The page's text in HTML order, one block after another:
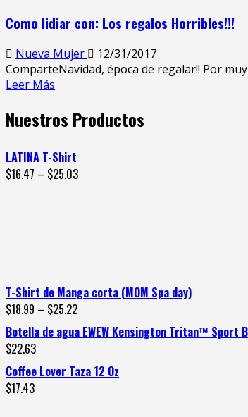
Como lidiar con: Los regalos Horribles!!!
Nueva Mujer
12/31/2017
ComparteNavidad, época de regalar!! Por
Leer Más
Nuestros Productos
LATINA T-Shirt
$16.47 – $25.03
T-Shirt de Manga corta (MOM Spa day)
$18.99 – $25.22
Botella de agua EWEW Kensington Tritan™ Sport
$22.63
Coffee Lover Taza 12 Oz
$17.43